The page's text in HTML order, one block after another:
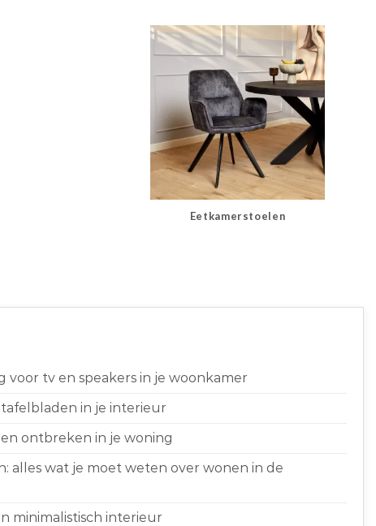
Eetkamerstoelen
voor tv en speakers in je woonkamer
in je interieur
ontbreken in je woning
alles wat je moet weten over wonen in de
minimalistisch interieur